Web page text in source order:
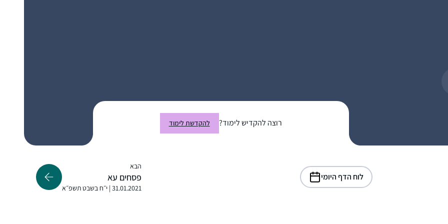
רוצה להקדיש לימוד? להקדשת לימוד
לוח הדף היומי
הבא
פסחים עא
31.01.2021 | י״ח בשבט תשפ״א
מודעת לעניין כי אני לא מדברת על כך בפומבי.
למדתי מהדפים דברים חדשים, כמו הקשר בין
המבנה של בית המקדש והמשכן לגופו של האדם
(יומא מה, ע”א) והקשר שלו למשפט מפורסם
שזה רעיון כלל עולמי ולא רק יהודי